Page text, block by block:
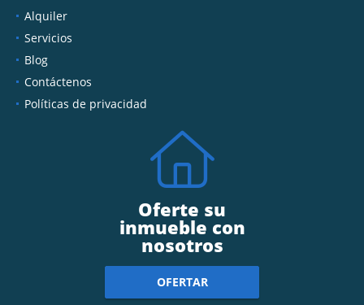
Alquiler
Servicios
Blog
Contáctenos
Políticas de privacidad
Oferte su
inmueble con
nosotros
OFERTAR